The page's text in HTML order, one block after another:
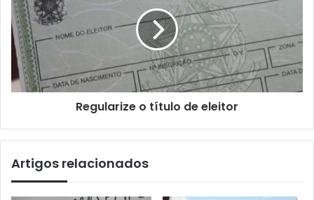
Regularize o título de eleitor
Artigos relacionados